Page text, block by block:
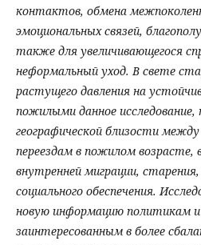
контактов, обмена
эмоциональных связей,
также для увеличивающегося
неформальный уход. В свете
растущего давления на
пожилыми данное исследование,
географической близости
переездам в пожилом возрасте,
внутренней миграции,
социального обеспечения.
новую информацию политикам
заинтересованным в более